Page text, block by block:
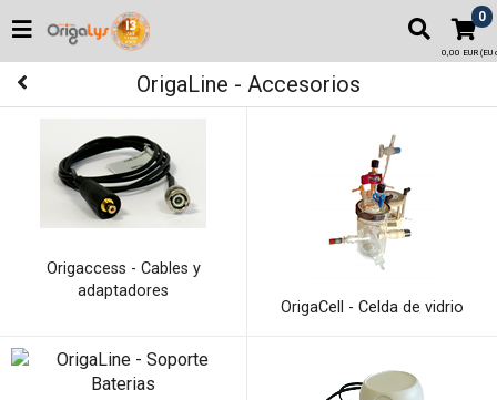
0
0,00 EUR (EU
OrigaLine - Accesorios
Origaccess - Cables y
adaptadores
OrigaCell - Celda de vidrio